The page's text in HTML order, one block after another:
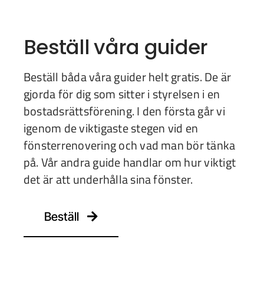
Beställ våra guider
Beställ båda våra guider helt gratis. De är
gjorda för dig som sitter i styrelsen i en
bostadsrättsförening. I den första går vi
igenom de viktigaste stegen vid en
fönsterrenovering och vad man bör tänka
på. Vår andra guide handlar om hur viktigt
det är att underhålla sina fönster.
Beställ